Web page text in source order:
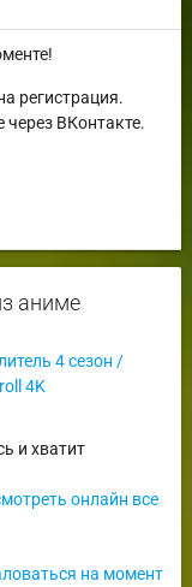
регистрация.
ВКонтакте.
аниме
4 сезон /
4K
и хватит
онлайн все
на момент